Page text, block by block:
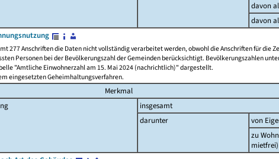
davon
davon
277 Anschriften die Daten nicht vollständig verarbeitet werden, obwohl die Anschriften für die
Personen bei der Bevölkerungszahl der Gemeinden berücksichtigt. Bevölkerungszahlen
"Amtliche Einwohnerzahl am 15. Mai 2024 (nachrichtlich)" dargestellt.
eingesetzten Geheimhaltungsverfahren.
Merkmal
insgesamt
darunter
von
zu
mietfrei)